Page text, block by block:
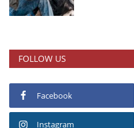
FOLLOW US
Facebook
Instagram